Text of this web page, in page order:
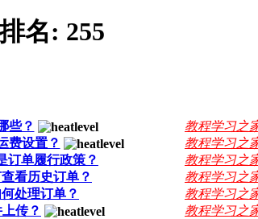
排名: 255
些？ 教程学习之
费设置？ 教程学习之
订单履行政策？ 教程学习之
看历史订单？ 教程学习之
处理订单？ 教程学习之
传？ 教程学习之